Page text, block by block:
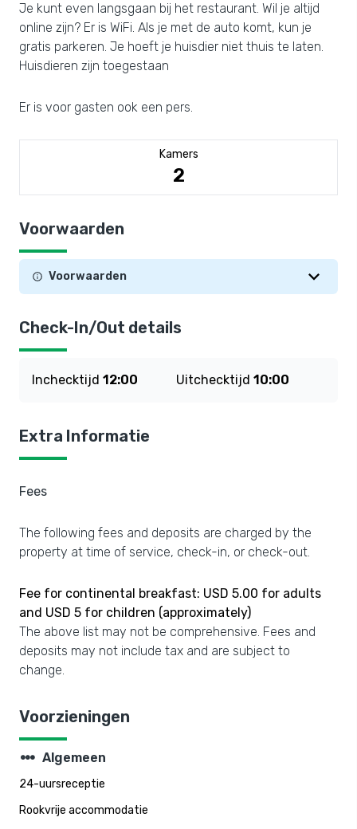
Je kunt even langsgaan bij het restaurant. Wil je altijd
online zijn? Er is WiFi. Als je met de auto komt, kun je
gratis parkeren. Je hoeft je huisdier niet thuis te laten.
Huisdieren zijn toegestaan
Er is voor gasten ook een pers.
Kamers
2
Voorwaarden
Voorwaarden
Check-In/Out details
Inchecktijd 12:00 Uitchecktijd 10:00
Extra Informatie
Fees
The following fees and deposits are charged by the
property at time of service, check-in, or check-out.
Fee for continental breakfast: USD 5.00 for adults
and USD 5 for children (approximately)
The above list may not be comprehensive. Fees and
deposits may not include tax and are subject to
change.
Voorzieningen
steppers Algemeen
24-uursreceptie
Rookvrije accommodatie